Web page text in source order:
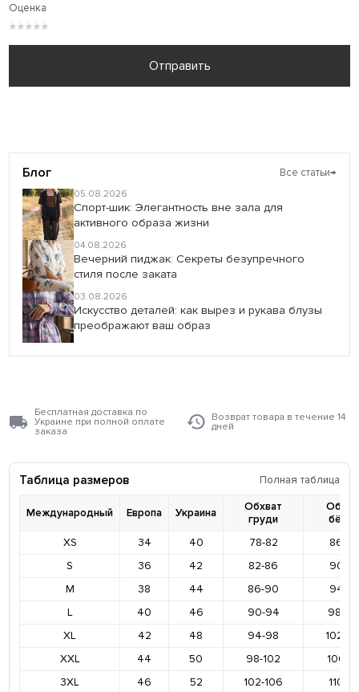
Оценка
★
★
★
★
★
Отправить
Блог Все статьи→
05.08.2026
Спорт-шик: Элегантность вне зала для
активного образа жизни
04.08.2026
Вечерний пиджак: Секреты безупречного
стиля после заката
03.08.2026
Искусство деталей: как вырез и рукава блузы
преображают ваш образ
Бесплатная доставка по
Украине при полной оплате
заказа
Возврат товара в течение 14
дней
Таблица размеров Полная таблица
Международный Европа Украина
Обхват
груди
XS
34 40 78-82
86-
S
36 42 82-86
90-
M
38 44 86-90
94-
L
40 46 90-94
98-
XL
42 48 94-98
102-
XXL
44 50 98-102
106-
3XL
46 52 102-106
110-